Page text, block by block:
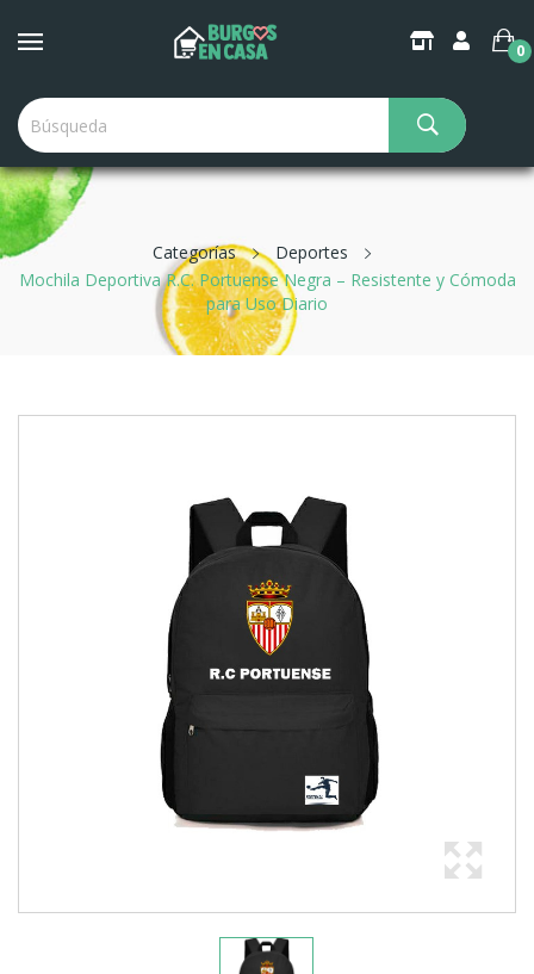
0
Categorías
Deportes
Mochila Deportiva R.C. Portuense Negra – Resistente y Cómoda
para Uso Diario